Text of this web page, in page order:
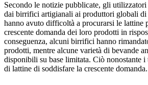
Secondo le notizie pubblicate, gli
dai birrifici artigianali ai produttori globali di
hanno avuto difficoltà a procurarsi le lattine
crescente domanda dei loro prodotti in
conseguenza, alcuni birrifici hanno
prodotti, mentre alcune varietà di bevande
disponibili su base limitata. Ciò nonostante
di lattine di soddisfare la crescente domanda.